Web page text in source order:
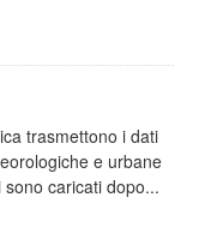
trasmettono i dati
e urbane
caricati dopo...